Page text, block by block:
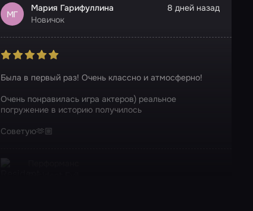
МГ
Мария Гарифуллина
Новичок
8 дней назад
Была в первый раз! Очень классно и атмосферно!
Очень понравилась игра актеров) реальное
погружение в историю получилось
Советую🫶🏼